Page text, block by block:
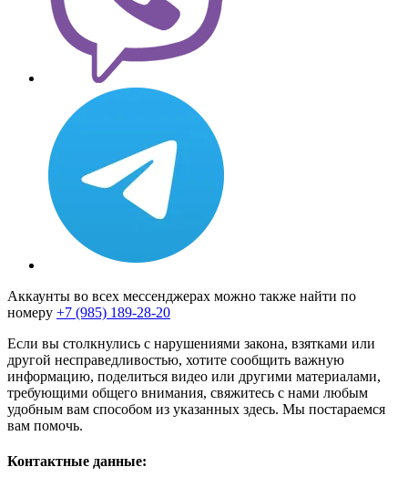
Аккаунты во всех мессенджерах можно также найти по
номеру +7 (985) 189-28-20
Если вы столкнулись с нарушениями закона, взятками или
другой несправедливостью, хотите сообщить важную
информацию, поделиться видео или другими материалами,
требующими общего внимания, свяжитесь с нами любым
удобным вам способом из указанных здесь. Мы постараемся
вам помочь.
Контактные данные: